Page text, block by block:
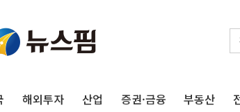
해외투자 산업 증권·금융 부동산
투아니아 국방 "러, 우크라 드론으로 나토 회원국 공